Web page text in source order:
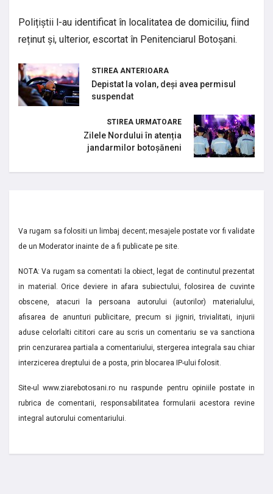
Polițiștii l-au identificat în localitatea de domiciliu, fiind
reținut și, ulterior, escortat în Penitenciarul Botoșani.
STIREA ANTERIOARA
Depistat la volan, deși avea permisul
suspendat
STIREA URMATOARE
Zilele Nordului în atenția
jandarmilor botoșăneni
Va rugam sa folositi un limbaj decent; mesajele postate vor fi validate
de un Moderator inainte de a fi publicate pe site.
NOTA: Va rugam sa comentati la obiect, legat de continutul prezentat
in material. Orice deviere in afara subiectului, folosirea de cuvinte
obscene, atacuri la persoana autorului (autorilor) materialului,
afisarea de anunturi publicitare, precum si jigniri, trivialitati, injurii
aduse celorlalti cititori care au scris un comentariu se va sanctiona
prin cenzurarea partiala a comentariului, stergerea integrala sau chiar
interzicerea dreptului de a posta, prin blocarea IP-ului folosit.
Site-ul www.ziarebotosani.ro nu raspunde pentru opiniile postate in
rubrica de comentarii, responsabilitatea formularii acestora revine
integral autorului comentariului.